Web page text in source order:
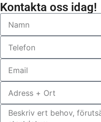
Kontakta oss idag!